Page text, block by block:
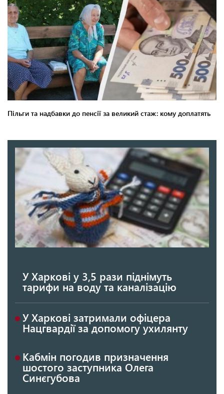
У Харкові у 3,5 рази піднімуть
тарифи на воду та каналізацію
У Харкові затримали офіцера
Нацгвардії за допомогу ухилянту
Кабмін погодив призначення
шостого заступника Олега
Синєгубова